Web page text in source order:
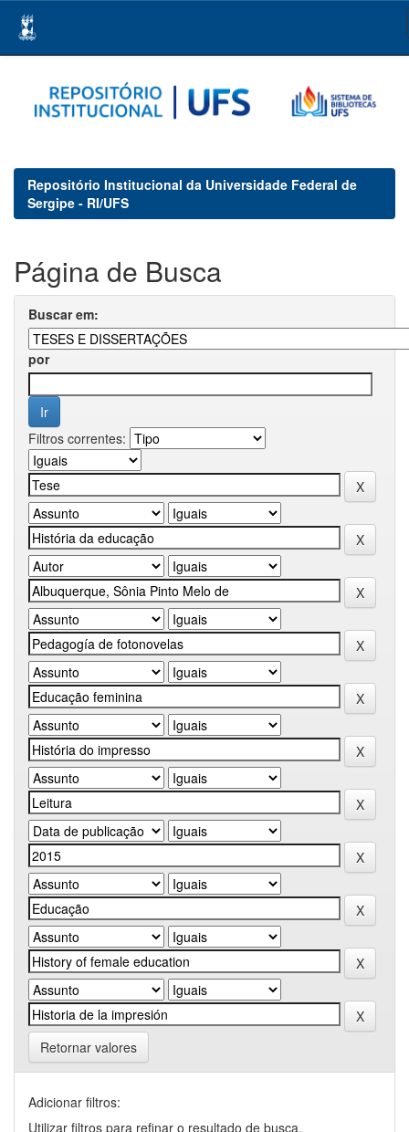
navigation
Repositório Institucional da Universidade Federal de
Sergipe - RI/UFS
Página de Busca
Buscar em:
por
Filtros correntes:
Retornar valores
Adicionar filtros:
Utilizar filtros para refinar o resultado de busca.